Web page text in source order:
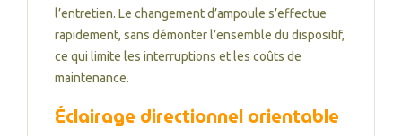
l’entretien. Le changement d’ampoule s’effectue
rapidement, sans démonter l’ensemble du dispositif,
ce qui limite les interruptions et les coûts de
maintenance.
Éclairage directionnel orientable